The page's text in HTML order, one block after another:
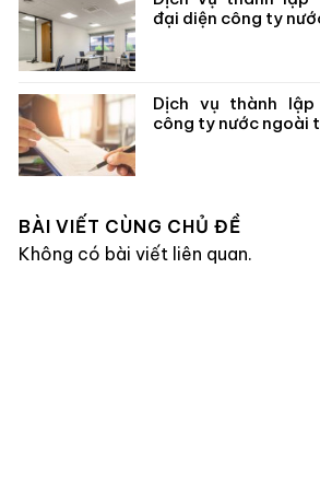
đại diện công ty
Dịch vụ thành lập
công ty nước ngoài
BÀI VIẾT CÙNG CHỦ ĐỀ
Không có bài viết liên quan.